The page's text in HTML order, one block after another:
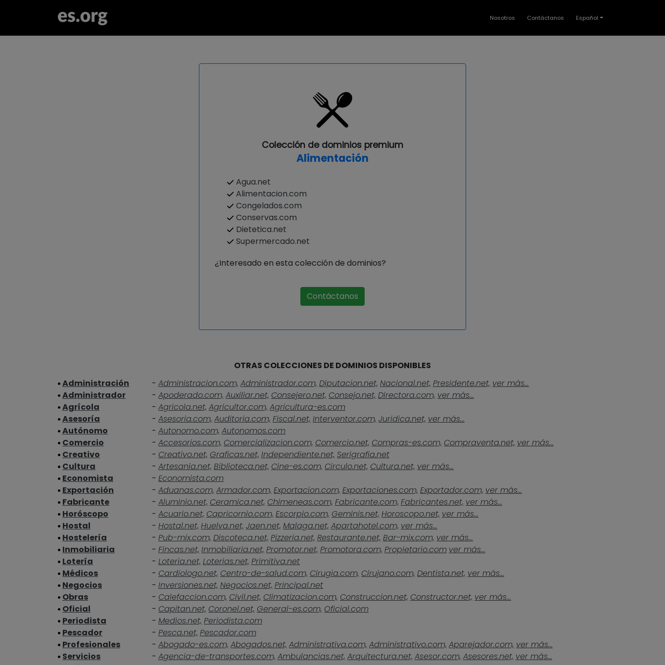
Nosotros Contáctanos Español
Colección de dominios premium
Alimentación
Agua.net
Alimentacion.com
Congelados.com
Conservas.com
Dietetica.net
Supermercado.net
¿Interesado en esta colección de dominios?
Contáctanos
OTRAS COLECCIONES DE DOMINIOS DISPONIBLES
Administración
- Administracion.com, Administrador.com, Diputacion.net, Nacional.net, Presidente.net, ver más...
Administrador
- Apoderado.com, Auxiliar.net, Consejero.net, Consejo.net, Directora.com, ver más...
Agrícola
- Agricola.net, Agricultor.com, Agricultura-es.com
Asesoría
- Asesoria.com, Auditoria.com, Fiscal.net, Interventor.com, Juridica.net, ver más...
Autónomo
- Autonomo.com, Autonomos.com
Comercio
- Accesorios.com, Comercializacion.com, Comercio.net, Compras-es.com, Compraventa.net, ver más...
Creativo
- Creativo.net, Graficas.net, Independiente.net, Serigrafia.net
Cultura
- Artesania.net, Biblioteca.net, Cine-es.com, Circulo.net, Cultura.net, ver más...
Economista
- Economista.com
Exportación
- Aduanas.com, Armador.com, Exportacion.com, Exportaciones.com, Exportador.com, ver más...
Fabricante
- Aluminio.net, Ceramica.net, Chimeneas.com, Fabricante.com, Fabricantes.net, ver más...
Horóscopo
- Acuario.net, Capricornio.com, Escorpio.com, Geminis.net, Horoscopo.net, ver más...
Hostal
- Hostal.net, Huelva.net, Jaen.net, Malaga.net, Apartahotel.com, ver más...
Hostelería
- Pub-mix.com, Discoteca.net, Pizzeria.net, Restaurante.net, Bar-mix.com, ver más...
Inmobiliaria
- Fincas.net, Inmobiliaria.net, Promotor.net, Promotora.com, Propietario.com ver más...
Lotería
- Loteria.net, Loterias.net, Primitiva.net
Médicos
- Cardiologo.net, Centro-de-salud.com, Cirugia.com, Cirujano.com, Dentista.net, ver más...
Negocios
- Inversiones.net, Negocios.net, Principal.net
Obras
- Calefaccion.com, Civil.net, Climatizacion.com, Construccion.net, Constructor.net, ver más...
Oficial
- Capitan.net, Coronel.net, General-es.com, Oficial.com
Periodista
- Medios.net, Periodista.com
Pescador
- Pesca.net, Pescador.com
Profesionales
- Abogado-es.com, Abogados.net, Administrativa.com, Administrativo.com, Aparejador.com, ver más...
Servicios
- Agencia-de-transportes.com, Ambulancias.net, Arquitectura.net, Asesor.com, Asesores.net, ver más...